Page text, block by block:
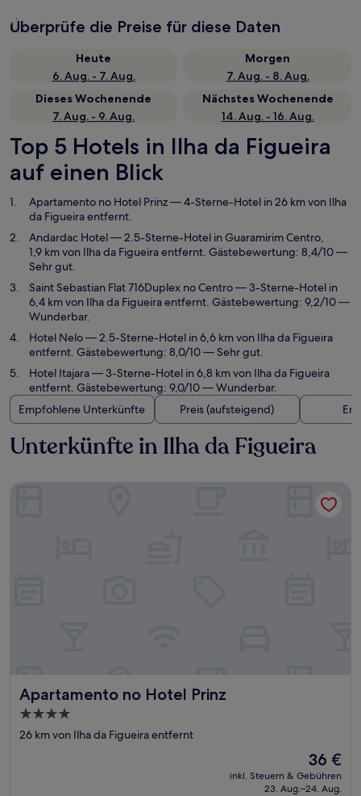
Überprüfe die Preise für diese Daten
Heute
6. Aug. - 7. Aug.
Morgen
7. Aug. - 8. Aug.
Dieses Wochenende
7. Aug. - 9. Aug.
Nächstes Wochenende
14. Aug. - 16. Aug.
Top 5 Hotels in Ilha da Figueira
auf einen Blick
Apartamento no Hotel Prinz— 4-Sterne-Hotel in 26 km von Ilha
da Figueira entfernt.
Andardac Hotel— 2.5-Sterne-Hotel in Guaramirim Centro,
1,9 km von Ilha da Figueira entfernt. Gästebewertung: 8,4/10 —
Sehr gut.
Saint Sebastian Flat 716Duplex no Centro— 3-Sterne-Hotel in
6,4 km von Ilha da Figueira entfernt. Gästebewertung: 9,2/10 —
Wunderbar.
Hotel Nelo— 2.5-Sterne-Hotel in 6,6 km von Ilha da Figueira
entfernt. Gästebewertung: 8,0/10 — Sehr gut.
Hotel Itajara— 3-Sterne-Hotel in 6,8 km von Ilha da Figueira
entfernt. Gästebewertung: 9,0/10 — Wunderbar.
Empfohlene Unterkünfte
Preis (aufsteigend)
Unterkünfte in Ilha da Figueira
Apartamento no Hotel Prinz
Apartamento no Hotel Prinz
4.0-
Sterne-
26 km von Ilha da Figueira entfernt
Der
Preis
beträgt
36 €
inkl. Steuern & Gebühren
23. Aug.–24. Aug.